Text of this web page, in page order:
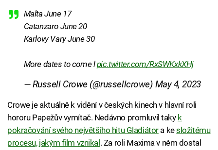
Malta June 17
Catanzaro June 20
Karlovy Vary June 30
More dates to come lpic.twitter.com/RxSWKxkXHj
— Russell Crowe (@russellcrowe) May 4, 2023
Crowe je aktuálně k vidění v českých kinech v hlavní roli
hororu Papežův vymítač. Nedávno promluvil taky k
pokračování svého největšího hitu Gladiátora kesložitému
procesu, jakým film vznikal . Za roli Maxima v něm dostal